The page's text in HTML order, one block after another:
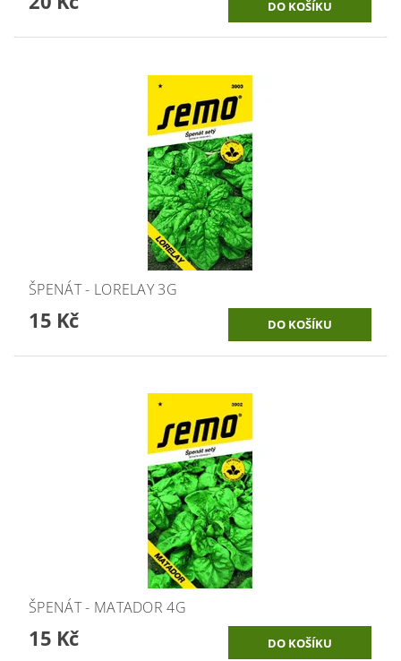
ŠPENÁT - LORELAY 3G
15 Kč
ŠPENÁT - MATADOR 4G
15 Kč